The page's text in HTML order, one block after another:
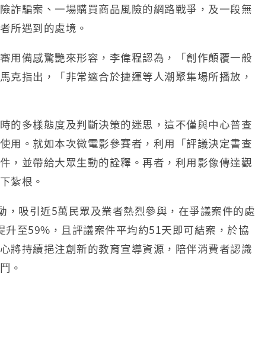
詐騙案、一場購買商品風險的網路戰爭，及一段無
所遇到的處境。
備感驚艷來形容，李偉程認為，「創作顛覆一般
克指出，「非常適合於捷運等人潮聚集場所播放，
的多樣態度及判斷決策的迷思，這不僅與中心普查
用。就如本次微電影參賽者，利用「評議決定書查
，並帶給大眾生動的詮釋。再者，利用影像傳達觀
紮根。
吸引近5萬民眾及業者熱烈參與，在爭議案件的處
至59%，且評議案件平均約51天即可結案，於協
將持續挹注創新的教育宣導資源，陪伴消費者認識
。